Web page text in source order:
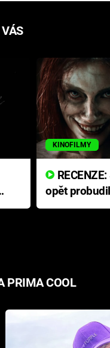
KINOFILMY
opět
přichází s
PRIMA COOL